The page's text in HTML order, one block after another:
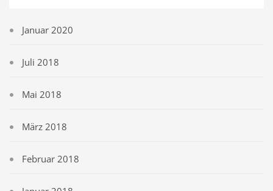
Januar 2020
Juli 2018
Mai 2018
März 2018
Februar 2018